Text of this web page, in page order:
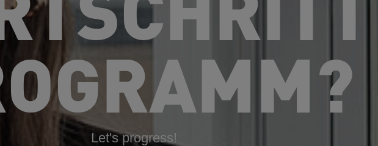
Let's progress!